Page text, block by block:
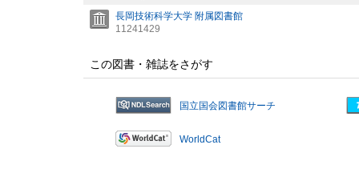
長岡技術科学大学 附属図書館
11241429
この図書・雑誌をさがす
国立国会図書館サーチ
WorldCat